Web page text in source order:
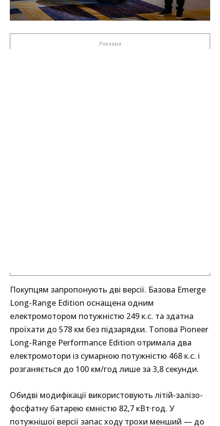
Покупцям запропонують дві версії. Базова Emerge
Long-Range Edition оснащена одним
електромотором потужністю 249 к.с. та здатна
проїхати до 578 км без підзарядки. Топова Pioneer
Long-Range Performance Edition отримала два
електромотори із сумарною потужністю 468 к.с. і
розганяється до 100 км/год лише за 3,8 секунди.
Обидві модифікації використовують літій-залізо-
фосфатну батарею ємністю 82,7 кВт·год. У
потужнішої версії запас ходу трохи менший — до